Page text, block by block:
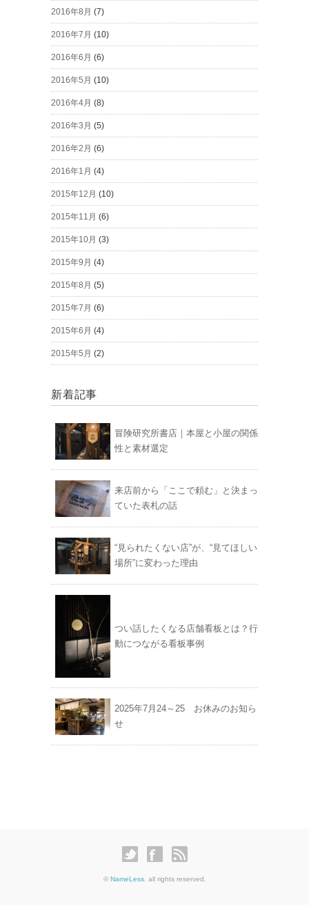
2016年8月 (7)
2016年7月 (10)
2016年6月 (6)
2016年5月 (10)
2016年4月 (8)
2016年3月 (5)
2016年2月 (6)
2016年1月 (4)
2015年12月 (10)
2015年11月 (6)
2015年10月 (3)
2015年9月 (4)
2015年8月 (5)
2015年7月 (6)
2015年6月 (4)
2015年5月 (2)
新着記事
冒険研究所書店｜本屋と小屋の関係
性と素材選定
来店前から「ここで頼む」と決まっ
ていた表札の話
“見られたくない店”が、“見てほしい
場所”に変わった理由
つい話したくなる店舗看板とは？行
動につながる看板事例
2025年7月24～25 お休みのお知ら
せ
© NameLess. all rights reserved.